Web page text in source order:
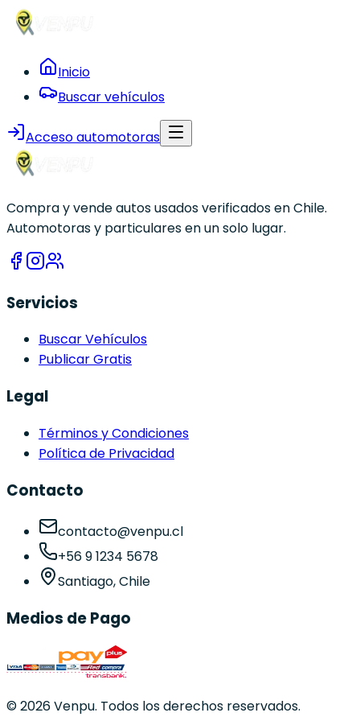
Inicio
Buscar vehículos
Acceso automotoras
Compra y vende autos usados verificados en Chile.
Automotoras y particulares en un solo lugar.
Servicios
Buscar Vehículos
Publicar Gratis
Legal
Términos y Condiciones
Política de Privacidad
Contacto
contacto@venpu.cl
+56 9 1234 5678
Santiago, Chile
Medios de Pago
©2026Venpu. Todos los derechos reservados.